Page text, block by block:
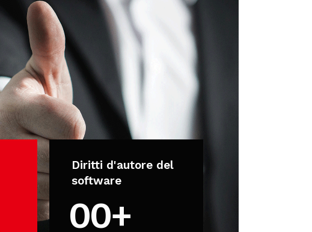
Diritti d'autore del
software
00+